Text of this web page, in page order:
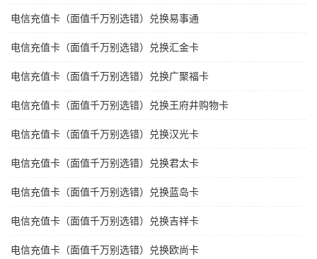
电信充值卡（面值千万别选错）兑换易事通
电信充值卡（面值千万别选错）兑换汇金卡
电信充值卡（面值千万别选错）兑换广聚福卡
电信充值卡（面值千万别选错）兑换王府井购物卡
电信充值卡（面值千万别选错）兑换汉光卡
电信充值卡（面值千万别选错）兑换君太卡
电信充值卡（面值千万别选错）兑换蓝岛卡
电信充值卡（面值千万别选错）兑换吉祥卡
电信充值卡（面值千万别选错）兑换欧尚卡